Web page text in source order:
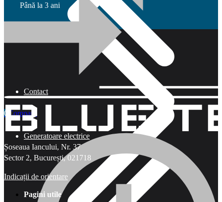
Contact
Generatoare electrice
0 Compară
Până la 3 ani
Șoseaua Iancului, Nr. 37
Sector 2, București, 021718
Indicații de orientare
Pagini utile